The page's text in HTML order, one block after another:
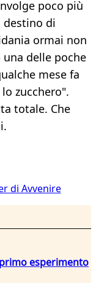
poco più
destino di
ormai non
delle poche
mese fa
zucchero".
totale. Che
di Avvenire
esperimento